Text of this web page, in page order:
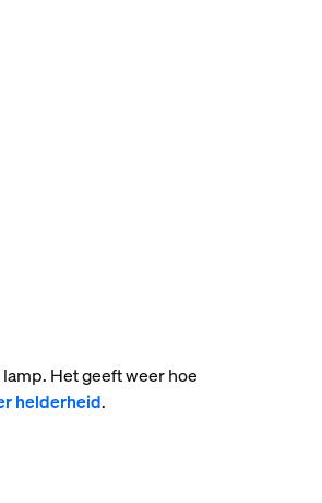
Het geeft weer hoe
helderheid.